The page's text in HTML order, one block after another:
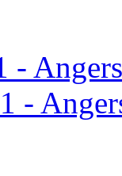
- Angers
-